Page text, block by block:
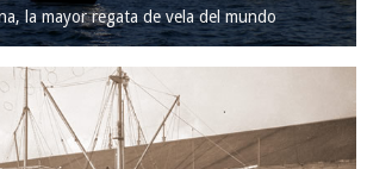
la mayor regata de vela del mundo